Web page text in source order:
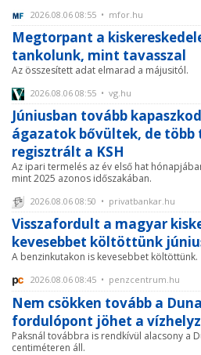
2026.08.06 08:55 • mfor.hu
Megtorpant a
tankolunk, mint tavasszal
Az összesített adat elmarad a májusitól.
2026.08.06 08:55 • vg.hu
Júniusban tovább
ágazatok bővültek, de több
regisztrált a KSH
Az ipari termelés az év első hat
mint 2025 azonos időszakában.
2026.08.06 08:50 • privatbankar.hu
Visszafordult a magyar
kevesebbet költöttünk
A benzinkutakon is kevesebbet költöttünk.
2026.08.06 08:45 • penzcentrum.hu
Nem csökken tovább a
fordulópont jöhet a
Paksnál továbbra is rendkívül alacsony a
centiméteren áll.